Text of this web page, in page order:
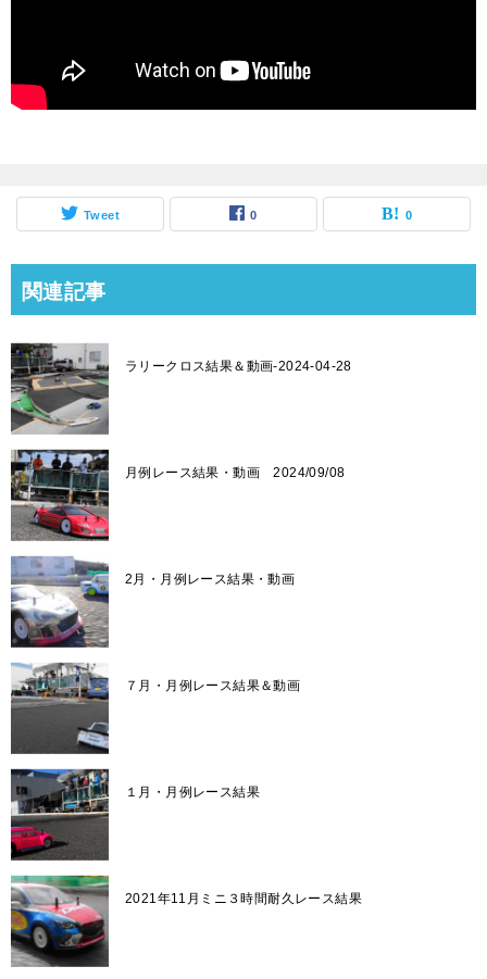
Tweet 0 0
関連記事
ラリークロス結果＆動画-2024-04-28
月例レース結果・動画 2024/09/08
2月・月例レース結果・動画
７月・月例レース結果＆動画
１月・月例レース結果
2021年11月ミニ３時間耐久レース結果